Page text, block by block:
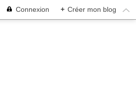
Connexion + Créer mon blog